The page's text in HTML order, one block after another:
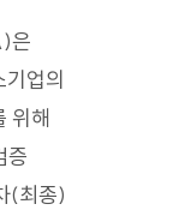
은
업의
위해
증
(최종)